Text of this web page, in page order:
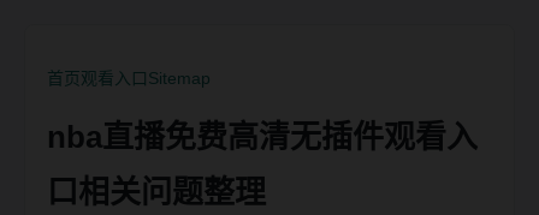
首页观看入口Sitemap
nba直播免费高清无插件观看入
口相关问题整理